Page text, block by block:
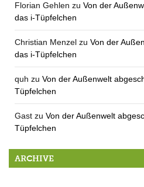
Florian Gehlen zu Von der
das i-Tüpfelchen
Christian Menzel zu Von der
das i-Tüpfelchen
quh zu Von der Außenwelt
Tüpfelchen
Gast zu Von der Außenwelt
Tüpfelchen
ARCHIVE